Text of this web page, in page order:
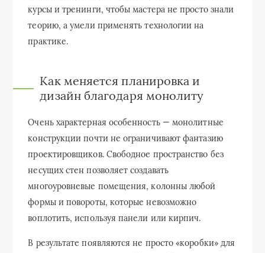
курсы и тренинги, чтобы мастера не просто знали
теорию, а умели применять технологии на
практике.
Как меняется планировка и
дизайн благодаря монолиту
Очень характерная особенность — монолитные
конструкции почти не ограничивают фантазию
проектировщиков. Свободное пространство без
несущих стен позволяет создавать
многоуровневые помещения, колонны любой
формы и повороты, которые невозможно
воплотить, используя панели или кирпич.
В результате появляются не просто «коробки» для